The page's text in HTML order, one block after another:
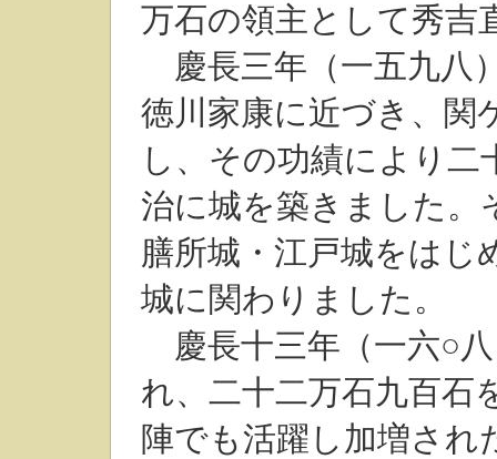
万石の領主として秀吉
慶長三年（一五九八
徳川家康に近づき、関
し、その功績により
治に城を築きました。
膳所城・江戸城をはじ
城に関わりました。
慶長十三年（一六○
れ、二十二万石九百石
陣でも活躍し加増され